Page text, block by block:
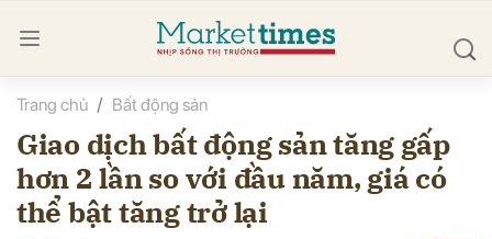
Trang chủ Bất động sản
Giao dịch bất động sản tăng gấp
hơn 2 lần so với đầu năm, giá có
thể bật tăng trở lại
luận